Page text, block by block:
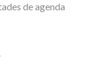
de agenda